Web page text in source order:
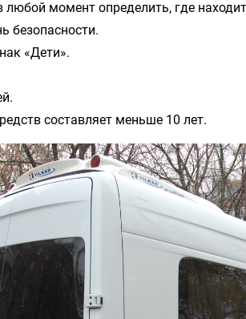
момент определить, где
безопасности.
«Дети».
составляет меньше 10 лет.